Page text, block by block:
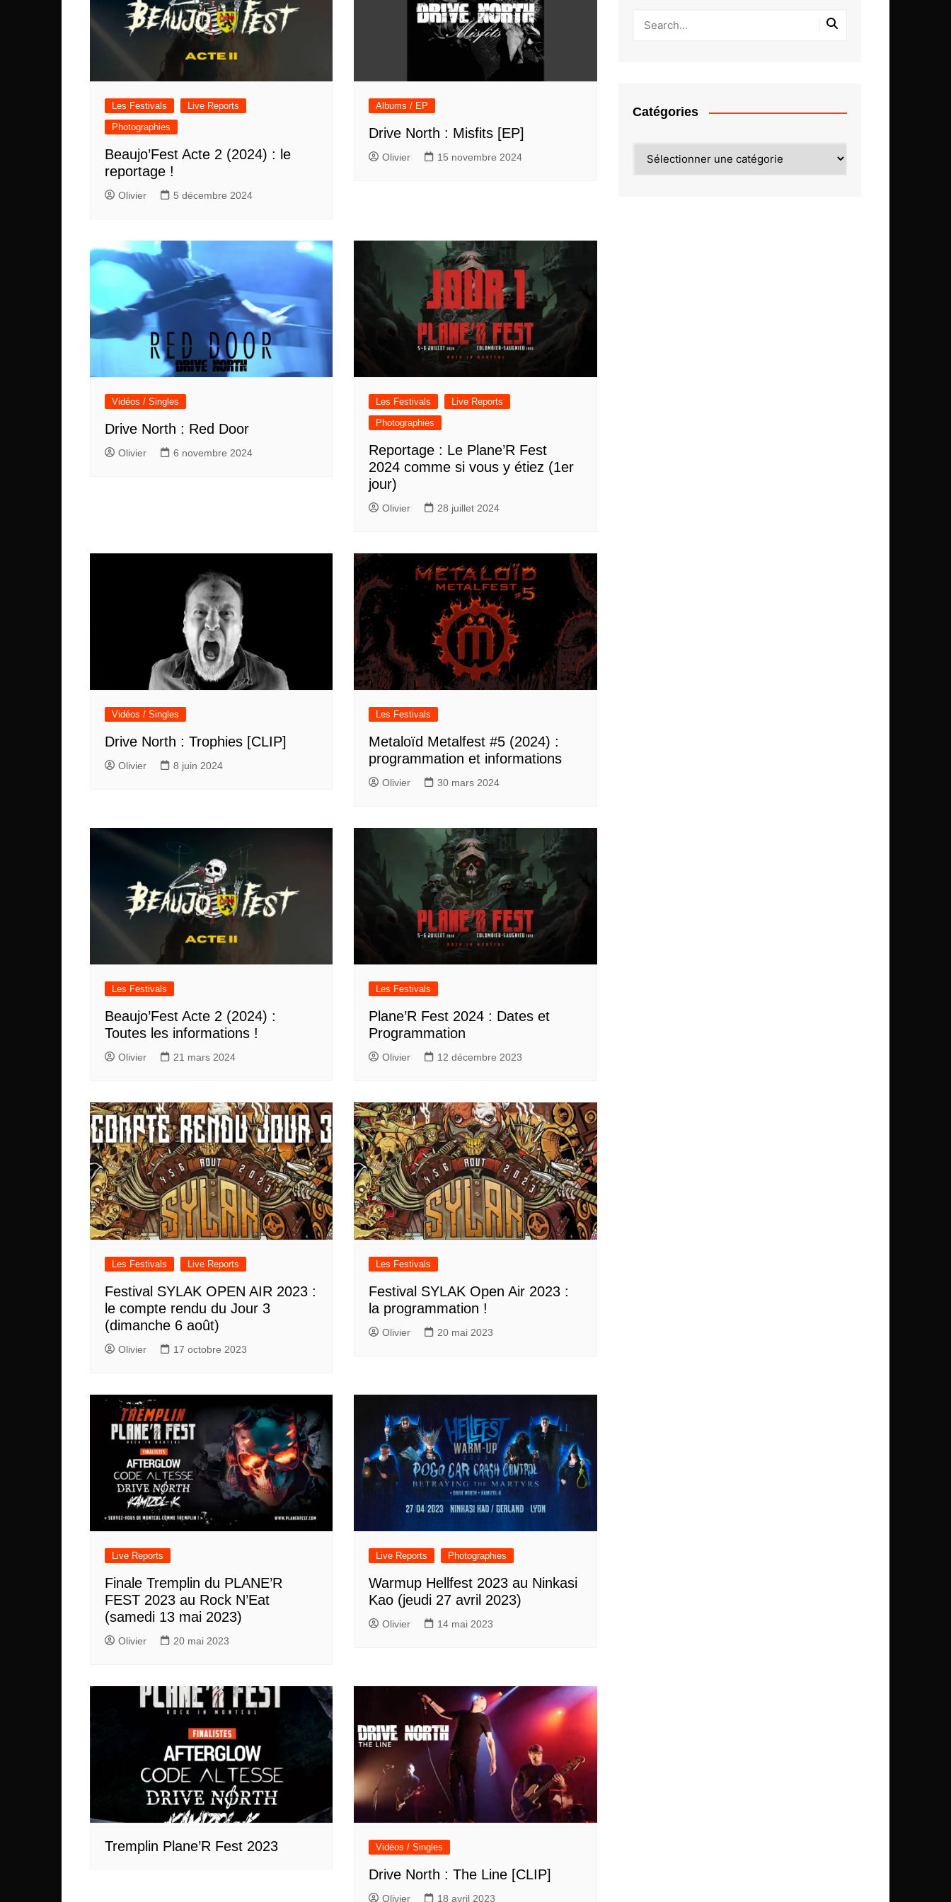
Les Festivals
Live Reports
Photographies
Beaujo’Fest Acte 2 (2024) : le
reportage !
Olivier 5 décembre 2024
Albums / EP
Drive North : Misfits [EP]
Olivier 15 novembre 2024
Vidéos / Singles
Drive North : Red Door
Olivier 6 novembre 2024
Les Festivals
Live Reports
Photographies
Reportage : Le Plane’R Fest
2024 comme si vous y étiez (1er
jour)
Olivier 28 juillet 2024
Vidéos / Singles
Drive North : Trophies [CLIP]
Olivier 8 juin 2024
Les Festivals
Metaloïd Metalfest #5 (2024) :
programmation et informations
Olivier 30 mars 2024
Les Festivals
Beaujo’Fest Acte 2 (2024) :
Toutes les informations !
Olivier 21 mars 2024
Les Festivals
Plane’R Fest 2024 : Dates et
Programmation
Olivier 12 décembre 2023
Les Festivals Live Reports
Festival SYLAK OPEN AIR 2023 :
le compte rendu du Jour 3
(dimanche 6 août)
Olivier 17 octobre 2023
Les Festivals
Festival SYLAK Open Air 2023 :
la programmation !
Olivier 20 mai 2023
Live Reports
Finale Tremplin du PLANE’R
FEST 2023 au Rock N’Eat
(samedi 13 mai 2023)
Olivier 20 mai 2023
Live Reports Photographies
Warmup Hellfest 2023 au Ninkasi
Kao (jeudi 27 avril 2023)
Olivier 14 mai 2023
Tremplin Plane’R Fest 2023 Vidéos / Singles
Drive North : The Line [CLIP]
Olivier 18 avril 2023
Catégories